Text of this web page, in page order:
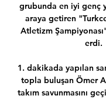
grubunda en iyi genç
araya getiren
Atletizm
erdi.
1. dakikada yapılan
topla buluşan Ömer
takım savunmasını